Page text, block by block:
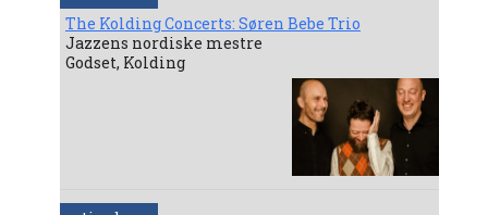
The Kolding Concerts: Søren Bebe Trio
Jazzens nordiske mestre
Godset, Kolding